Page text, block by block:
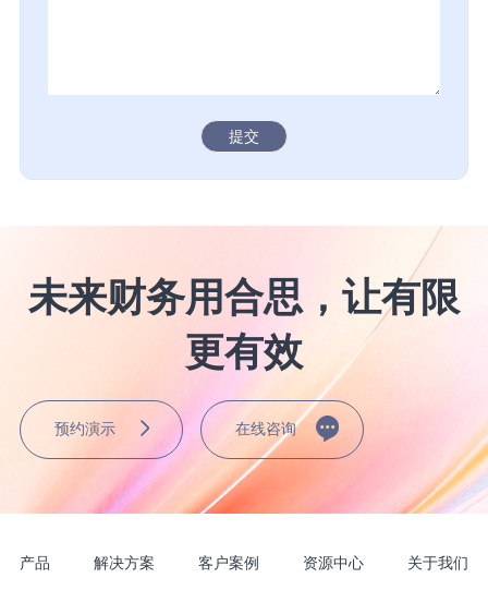
提交
未来财务用合思，让有限
更有效
预约演示 在线咨询
产品 解决方案 客户案例 资源中心 关于我们